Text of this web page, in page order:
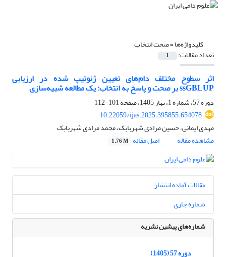
کلیدواژه‌ها =صحت انتخاب
تعداد مقالات: 1
اثر سطوح مختلف دام‌های تعیین ژنوتیپ شده در ارزیابی
ssGBLUP بر صحت و پاسخ به انتخاب: یک مطالعه شبیه‌سازی
دوره 57، شماره 1، بهار 1405، صفحه
101-112
10.22059/ijas.2025.395855.654078
مهدی ایمانی، حسین مرادی شهربابک، محمد مرادی شهربابک
مشاهده مقاله
اصل مقاله 1.76 M
مقالات آماده انتشار
شماره جاری
شماره‌های پیشین نشریه
دوره 57 (1405)